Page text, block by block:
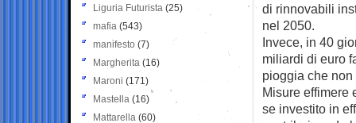
di rinnovabili
nel 2050.
Invece, in 40
miliardi di euro
pioggia che
Misure effimere
se investito in
Liguria Futurista (25)
mafia (543)
manifesto (7)
Margherita (16)
Maroni (171)
Mastella (16)
Mattarella (60)